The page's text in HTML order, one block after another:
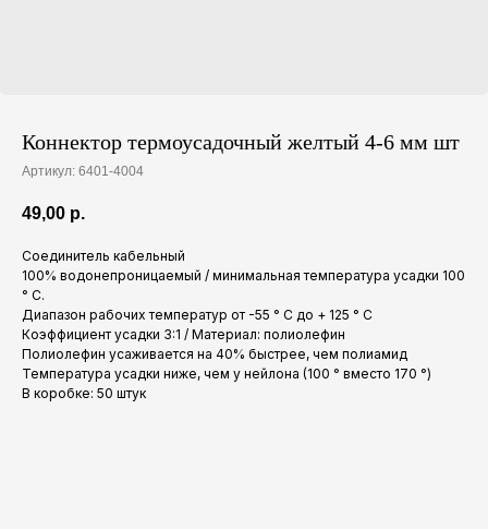
Коннектор термоусадочный желтый 4-6 мм шт
Артикул: 6401-4004
49,00 р.
Соединитель кабельный
100% водонепроницаемый / минимальная температура усадки 100
° C.
Диапазон рабочих температур от -55 ° С до + 125 ° C
Коэффициент усадки 3:1 / Материал: полиолефин
Полиолефин усаживается на 40% быстрее, чем полиамид
Температура усадки ниже, чем у нейлона (100 ° вместо 170 °)
В коробке: 50 штук